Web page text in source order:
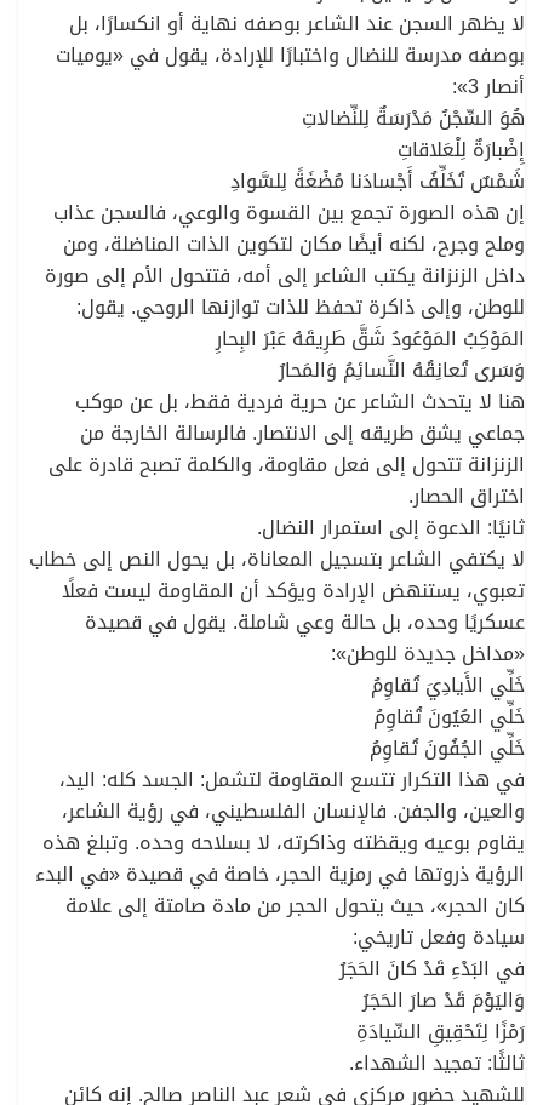
لا يظهر السجن عند الشاعر بوصفه نهاية أو انكسارًا، بل
بوصفه مدرسة للنضال واختبارًا للإرادة، يقول في «يوميات
أنصار 3»:
هُوَ السِّجْنُ مَدْرَسَةٌ لِلنِّضالاتِ
إِضْبارَةٌ لِلْعَلاقاتِ
شَمْسٌ تُخَلِّفُ أَجْسادَنا مُضْغَةً لِلسَّوادِ
إن هذه الصورة تجمع بين القسوة والوعي، فالسجن عذاب
وملح وجرح، لكنه أيضًا مكان لتكوين الذات المناضلة، ومن
داخل الزنزانة يكتب الشاعر إلى أمه، فتتحول الأم إلى صورة
للوطن، وإلى ذاكرة تحفظ للذات توازنها الروحي. يقول:
المَوْكِبُ المَوْعُودُ شَقَّ طَرِيقَهُ عَبْرَ البِحارِ
وَسَرى تُعانِقُهُ النَّسائِمُ وَالمَحارُ
هنا لا يتحدث الشاعر عن حرية فردية فقط، بل عن موكب
جماعي يشق طريقه إلى الانتصار. فالرسالة الخارجة من
الزنزانة تتحول إلى فعل مقاومة، والكلمة تصبح قادرة على
اختراق الحصار.
ثانيًا: الدعوة إلى استمرار النضال.
لا يكتفي الشاعر بتسجيل المعاناة، بل يحول النص إلى خطاب
تعبوي، يستنهض الإرادة ويؤكد أن المقاومة ليست فعلًا
عسكريًا وحده، بل حالة وعي شاملة. يقول في قصيدة
«مداخل جديدة للوطن»:
خَلِّي الأَيادِيَ تُقاوِمُ
خَلِّي العُيُونَ تُقاوِمُ
خَلِّي الجُفُونَ تُقاوِمُ
في هذا التكرار تتسع المقاومة لتشمل: الجسد كله: اليد،
والعين، والجفن. فالإنسان الفلسطيني، في رؤية الشاعر،
يقاوم بوعيه ويقظته وذاكرته، لا بسلاحه وحده. وتبلغ هذه
الرؤية ذروتها في رمزية الحجر، خاصة في قصيدة «في البدء
كان الحجر»، حيث يتحول الحجر من مادة صامتة إلى علامة
سيادة وفعل تاريخي:
في البَدْءِ قَدْ كانَ الحَجَرُ
وَاليَوْمَ قَدْ صارَ الحَجَرُ
رَمْزًا لِتَحْقِيقِ السِّيادَةِ
ثالثًا: تمجيد الشهداء.
للشهيد حضور مركزي في شعر عبد الناصر صالح. إنه كائن